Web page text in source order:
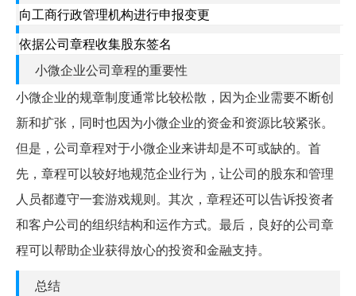
向工商行政管理机构进行申报变更
依据公司章程收集股东签名
小微企业公司章程的重要性
小微企业的规章制度通常比较松散，因为企业需要不断创
新和扩张，同时也因为小微企业的资金和资源比较紧张。
但是，公司章程对于小微企业来讲却是不可或缺的。首
先，章程可以较好地规范企业行为，让公司的股东和管理
人员都遵守一套游戏规则。其次，章程还可以告诉投资者
和客户公司的组织结构和运作方式。最后，良好的公司章
程可以帮助企业获得放心的投资和金融支持。
总结